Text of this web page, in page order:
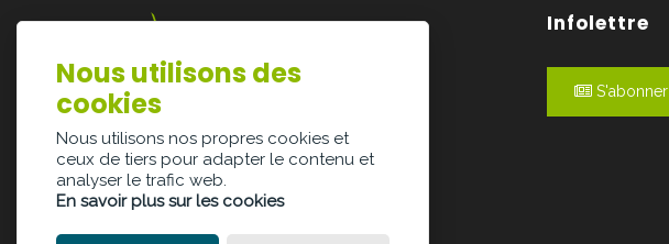
Lazarijstraat 168
3500 Hasselt
Infolettre
S'abonner
Nous utilisons des
cookies
Nous utilisons nos propres cookies et
ceux de tiers pour adapter le contenu et
analyser le trafic web.
En savoir plus sur les cookies